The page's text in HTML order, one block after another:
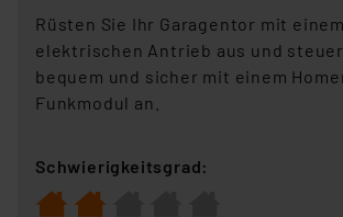
Rüsten Sie Ihr Garagentor mit einem
elektrischen Antrieb aus und
bequem und sicher mit einem
Funkmodul an.
Schwierigkeitsgrad: